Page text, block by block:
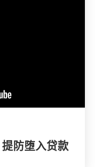
提防堕入贷款